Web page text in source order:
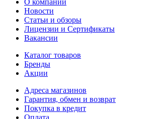
Новости
Статьи и обзоры
Лицензии и Сертификаты
Вакансии
Каталог товаров
Бренды
Акции
Адреса магазинов
Гарантия, обмен и возврат
Покупка в кредит
Оплата